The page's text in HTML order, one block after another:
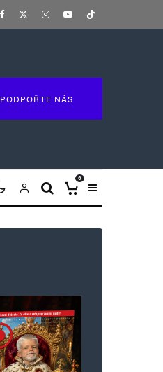
PODPOŘTE NÁS
0